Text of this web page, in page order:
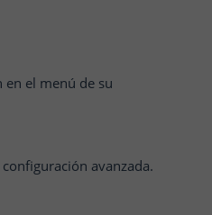
en el menú de su
avanzada.